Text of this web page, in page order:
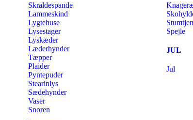
Skraldespande
Lammeskind
Lygtehuse
Lysestager
Lyskæder
Læderhynder
Tæpper
Plaider
Pyntepuder
Stearinlys
Sædehynder
Vaser
Snoren
Spejle
JUL
Jul